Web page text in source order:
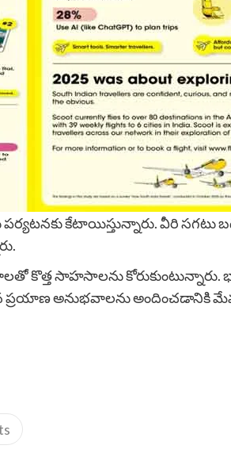
కేటాయిస్తున్నారు. వీరి సగటు
కొత్త సాహసాలను
ప్రయాణ అనుభవాలను అందించడానికి